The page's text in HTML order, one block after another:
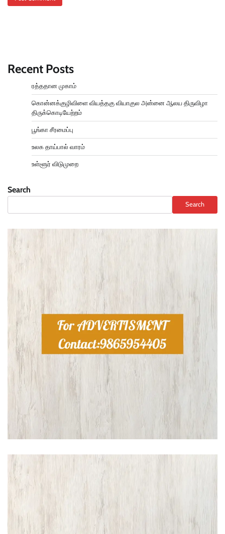
Recent Posts
ரத்ததான முகாம்
கொன்னக்குழிவிளை வியத்தகு வியாகுல அன்னை ஆலய திருவிழா
திருக்கொடியேற்றம்
பூங்கா சீரமைப்பு
உலக தாய்பால் வாரம்
உள்ளூர் விடுமுறை
Search
Search